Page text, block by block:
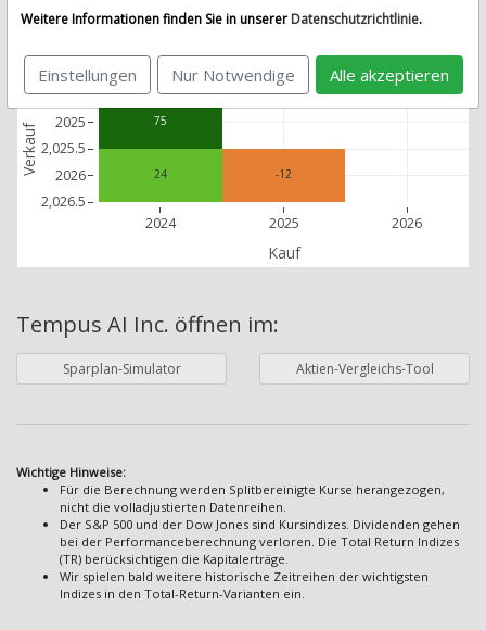
75
24 -12
2024 2025 2026
2,026.5
2026
2,025.5
2025
2,024.5
Kauf
Verkauf
Tempus AI Inc. öffnen im:
Sparplan-Simulator Aktien-Vergleichs-Tool
Wichtige Hinweise:
Für die Berechnung werden Splitbereinigte Kurse herangezogen,
nicht die volladjustierten Datenreihen.
Der S&P 500 und der Dow Jones sind Kursindizes. Dividenden gehen
bei der Performanceberechnung verloren. Die Total Return Indizes
(TR) berücksichtigen die Kapitalerträge.
Wir spielen bald weitere historische Zeitreihen der wichtigsten
Indizes in den Total-Return-Varianten ein.
Weitere Informationen finden Sie in unserer Datenschutzrichtlinie.
Einstellungen Nur Notwendige Alle akzeptieren